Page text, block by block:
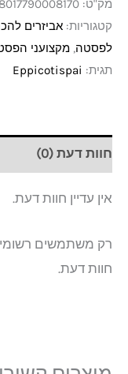
מק"ט:
קטגוריות: אביזרים
לפסטה, מקצועני
תגית: Eppicotispai
חוות דעת (0)
אין עדיין חוות דעת.
רק משתמשים
חוות דעת.